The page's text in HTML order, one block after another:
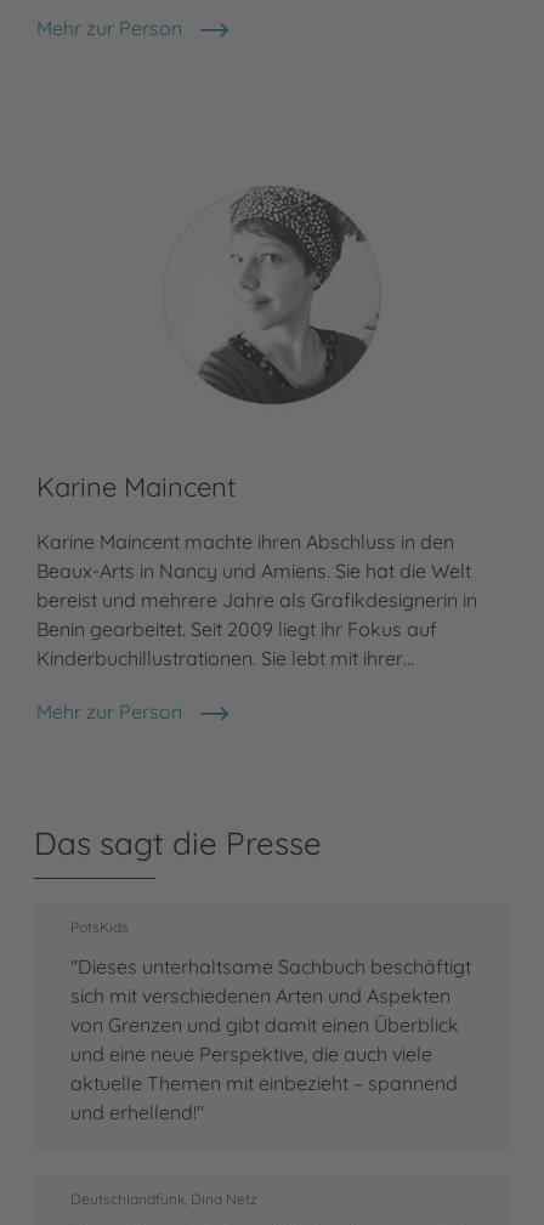
Mehr zur Person
Karim Ressouni-Demigneux
Karine Maincent
Karine Maincent machte ihren Abschluss in den
Beaux-Arts in Nancy und Amiens. Sie hat die Welt
bereist und mehrere Jahre als Grafikdesignerin in
Benin gearbeitet. Seit 2009 liegt ihr Fokus auf
Kinderbuchillustrationen. Sie lebt mit ihrer…
Mehr zur Person
Karine Maincent
Das sagt die Presse
PotsKids
"Dieses unterhaltsame Sachbuch beschäftigt
sich mit verschiedenen Arten und Aspekten
von Grenzen und gibt damit einen Überblick
und eine neue Perspektive, die auch viele
aktuelle Themen mit einbezieht – spannend
und erhellend!"
Deutschlandfunk, Dina Netz